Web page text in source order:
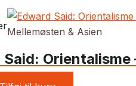
Mellemøsten & Asien
Said: